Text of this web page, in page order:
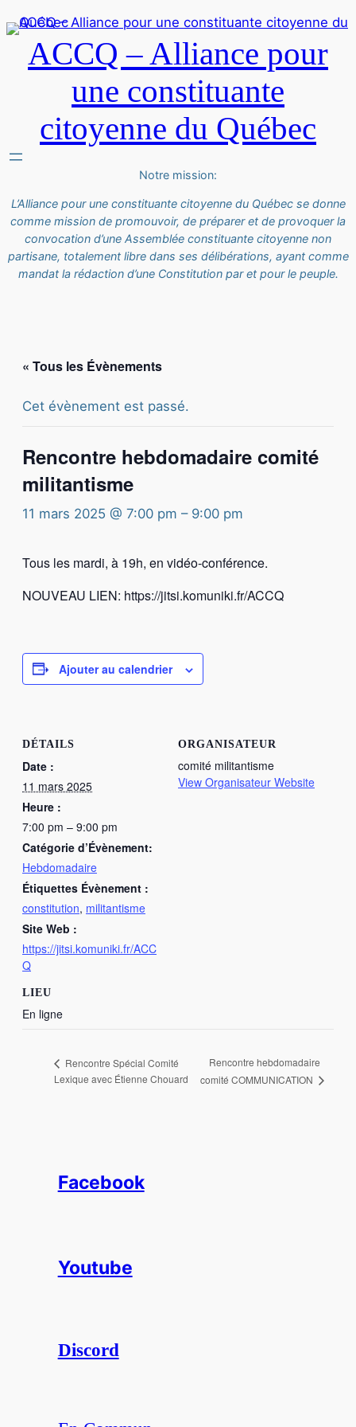
ACCQ – Alliance pour
une constituante
citoyenne du Québec
Notre mission:
L’Alliance pour une constituante citoyenne du Québec se donne
comme mission de promouvoir, de préparer et de provoquer la
convocation d’une Assemblée constituante citoyenne non
partisane, totalement libre dans ses délibérations, ayant comme
mandat la rédaction d’une Constitution par et pour le peuple.
« Tous les Évènements
Cet évènement est passé.
Rencontre hebdomadaire comité
militantisme
11 mars 2025 @ 7:00 pm – 9:00 pm
Tous les mardi, à 19h, en vidéo-conférence.
NOUVEAU LIEN: https://jitsi.komuniki.fr/ACCQ
Ajouter au calendrier
DÉTAILS
Date :
11 mars 2025
Heure :
7:00 pm – 9:00 pm
Catégorie d’Évènement:
Hebdomadaire
Étiquettes Évènement :
constitution, militantisme
Site Web :
https://jitsi.komuniki.fr/ACC
Q
LIEU
En ligne
ORGANISATEUR
comité militantisme
View Organisateur Website
Rencontre Spécial Comité
Lexique avec Étienne Chouard
Rencontre hebdomadaire
comité COMMUNICATION
Facebook
Youtube
Discord